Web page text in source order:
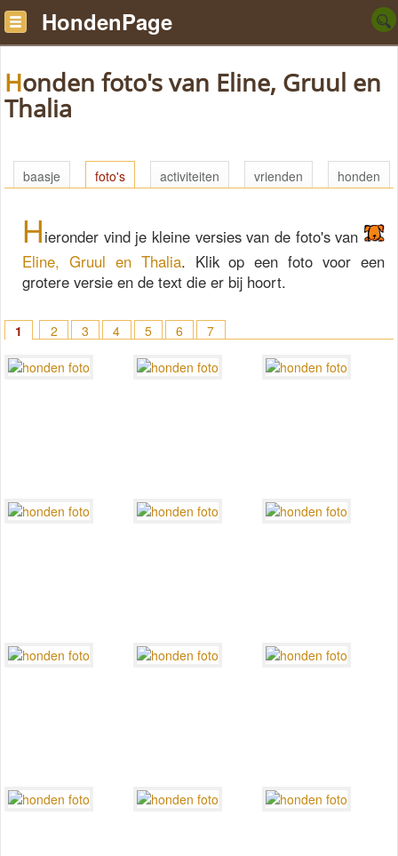
HondenPage
Honden foto's van Eline, Gruul en
Thalia
baasje foto's activiteiten vrienden honden
Hieronder vind je kleine versies van de foto's van
Eline, Gruul en Thalia. Klik op een foto voor een
grotere versie en de text die er bij hoort.
1 2 3 4 5 6 7